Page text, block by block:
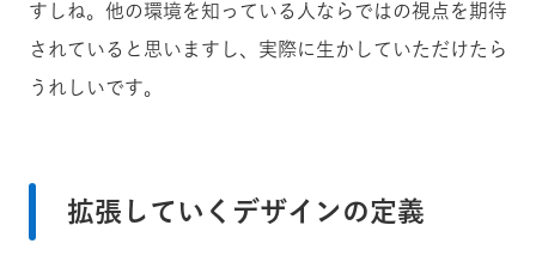
すしね。他の環境を知っている人ならではの視点を期待
されていると思いますし、実際に生かしていただけたら
うれしいです。
拡張していくデザインの定義